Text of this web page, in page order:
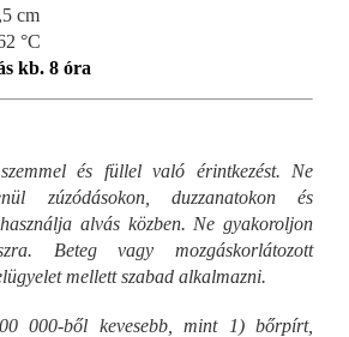
cm
°C
kb. 8 óra
és füllel való érintkezést. Ne
zúzódásokon, duzzanatokon és
alvás közben. Ne gyakoroljon
Beteg vagy mozgáskorlátozott
mellett szabad alkalmazni.
000-ből kevesebb, mint 1) bőrpírt,